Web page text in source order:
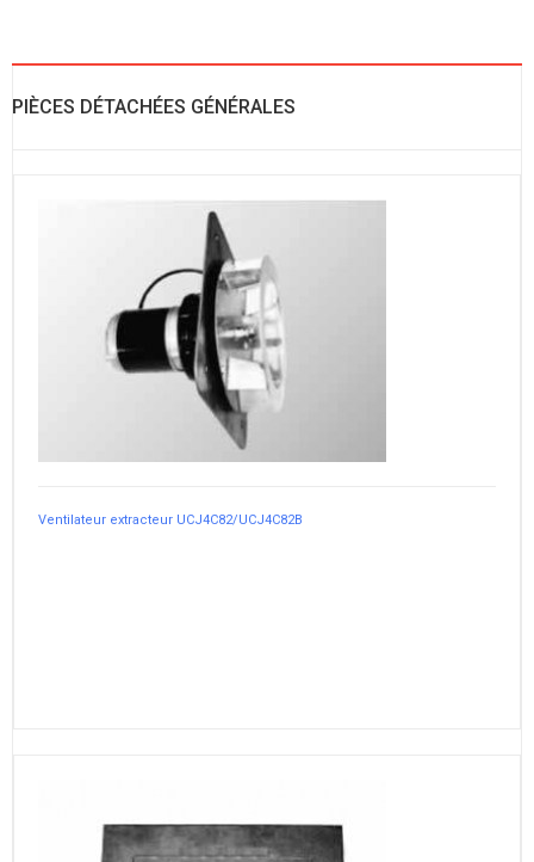
PIÈCES DÉTACHÉES GÉNÉRALES
Ventilateur extracteur UCJ4C82/UCJ4C82B